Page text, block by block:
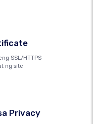
SSL/HTTPS
ng site
Privacy